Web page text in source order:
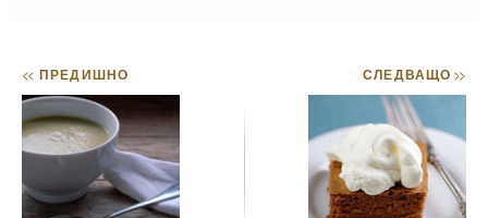
<< ПРЕДИШНО СЛЕДВАЩО>>